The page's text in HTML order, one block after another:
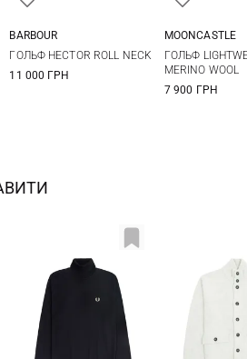
BARBOUR
ГОЛЬФ HECTOR ROLL NECK
11 000 ГРН
XXL
MOONCASTLE
ГОЛЬФ
MERINO WOOL
7 900 ГРН